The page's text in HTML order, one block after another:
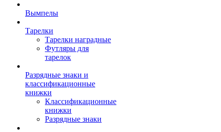
Вымпелы
Тарелки
Тарелки наградные
Футляры для
тарелок
Разрядные знаки и
классификационные
книжки
Классификационные
книжки
Разрядные знаки